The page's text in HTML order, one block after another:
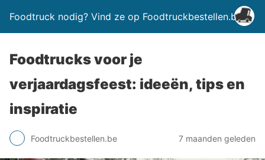
Foodtruck nodig? Vind ze op Foodtruckbestellen.be
Foodtrucks voor je
verjaardagsfeest: ideeën, tips en
inspiratie
Foodtruckbestellen.be 7 maanden geleden